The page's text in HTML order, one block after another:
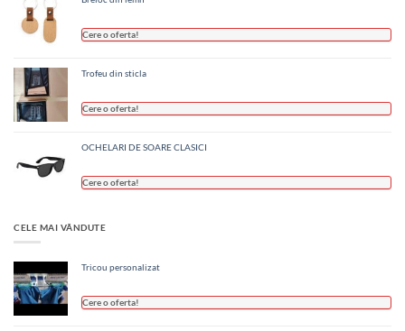
Cere o oferta!
Trofeu din sticla
Cere o oferta!
OCHELARI DE SOARE CLASICI
Cere o oferta!
CELE MAI VÂNDUTE
Tricou personalizat
Cere o oferta!